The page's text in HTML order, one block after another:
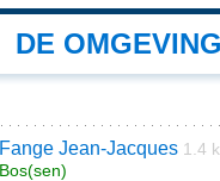
DE
Fange Jean-Jacques 1.4
Bos(sen)